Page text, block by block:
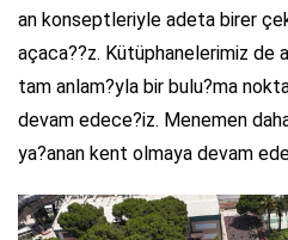
an konseptleriyle adeta birer
açaca??z. Kütüphanelerimiz de
tam anlam?yla bir bulu?ma
devam edece?iz. Menemen
ya?anan kent olmaya devam